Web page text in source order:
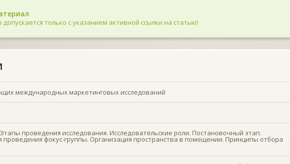
только с указанием активной ссылки на статью!
международных маркетинговых исследований
проведения исследования. Исследовательские роли. Постановочный этап.
фокус-группы. Организация пространства в помещении. Принципы отбора